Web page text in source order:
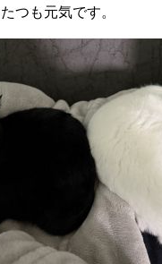
つも元気です。